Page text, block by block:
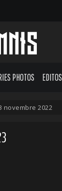
PHOTOS EDITOS
novembre 2022